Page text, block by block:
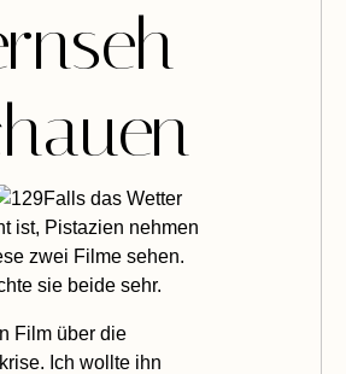
Falls das Wetter
ist, Pistazien nehmen
zwei Filme sehen.
sie beide sehr.
Film über die
Ich wollte ihn